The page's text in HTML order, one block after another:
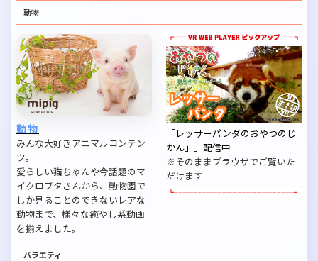
動物
動物
みんな大好きアニマルコンテン
ツ。
愛らしい猫ちゃんや今話題のマ
イクロブタさんから、動物園で
しか見ることのできないレアな
動物まで、様々な癒やし系動画
を揃えました。
「レッサーパンダのおやつのじ
かん」」配信中
※そのままブラウザでご覧いた
だけます
バラエティ